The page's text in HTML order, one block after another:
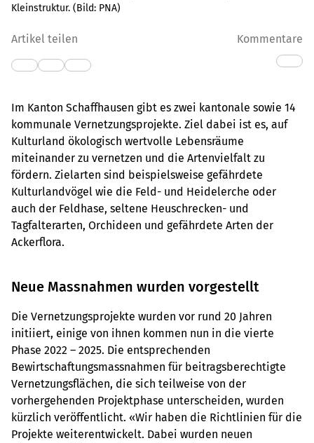
Kleinstruktur. (Bild: PNA)
Artikel teilen Kommentare
Im Kanton Schaffhausen gibt es zwei kantonale sowie 14
kommunale Vernetzungsprojekte. Ziel dabei ist es, auf
Kulturland ökologisch wertvolle Lebensräume
miteinander zu vernetzen und die Artenvielfalt zu
fördern. Zielarten sind beispielsweise gefährdete
Kulturlandvögel wie die Feld- und Heidelerche oder
auch der Feldhase, seltene Heuschrecken- und
Tagfalterarten, Orchideen und gefährdete Arten der
Ackerflora.
Neue Massnahmen wurden vorgestellt
Die Vernetzungsprojekte wurden vor rund 20 Jahren
initiiert, einige von ihnen kommen nun in die vierte
Phase 2022 – 2025. Die entsprechenden
Bewirtschaftungsmassnahmen für beitragsberechtigte
Vernetzungsflächen, die sich teilweise von der
vorhergehenden Projektphase unterscheiden, wurden
kürzlich veröffentlicht. «Wir haben die Richtlinien für die
Projekte weiterentwickelt. Dabei wurden neuen